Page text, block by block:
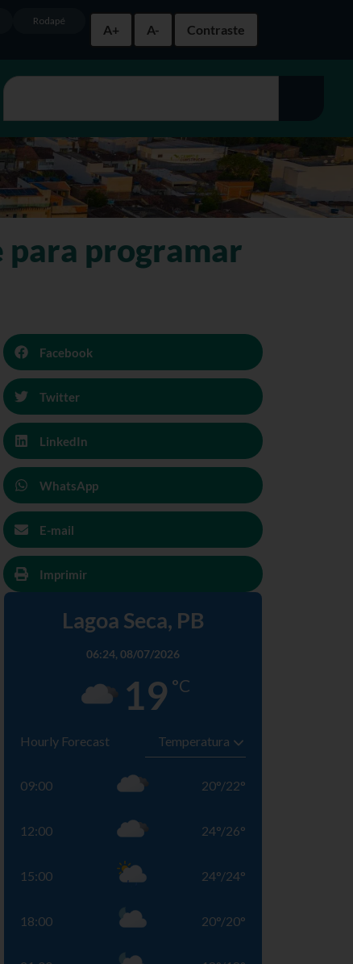
A+
A- Contraste
Rodapé
para programar
Facebook
Twitter
LinkedIn
WhatsApp
E-mail
Imprimir
Lagoa Seca, PB
06:24, 08/07/2026
19 °C
Hourly Forecast
09:00 20°/22°
12:00 24°/26°
15:00 24°/24°
18:00 20°/20°